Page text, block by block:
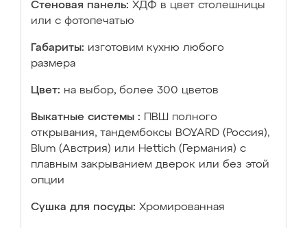
Стеновая панель: ХДФ в цвет столешницы
или с фотопечатью
Габариты: изготовим кухню любого
размера
Цвет: на выбор, более 300 цветов
Выкатные системы :
ПВШ полного
открывания, тандембоксы BOYARD (Россия),
Blum (Австрия) или Hettich (Германия) с
плавным закрыванием дверок или без этой
опции
Сушка для посуды: Хромированная